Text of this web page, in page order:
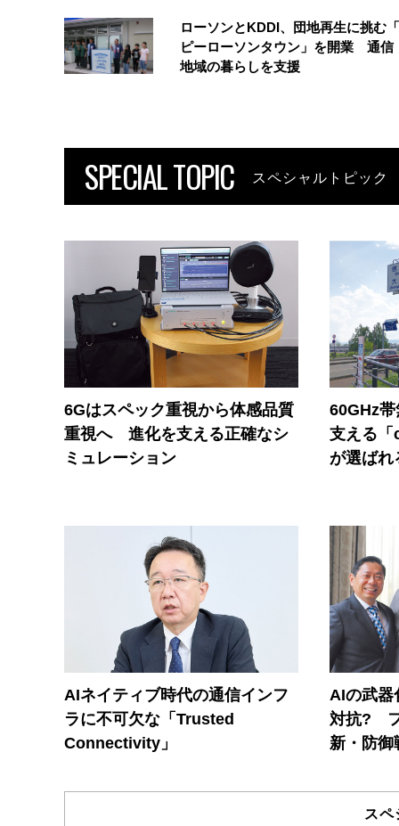
ローソンとKDDI、団地再生に挑む
ピーローソンタウン」を開業 通信
地域の暮らしを支援
SPECIAL TOPIC スペシャルトピック
6Gはスペック重視から体感品質
重視へ 進化を支える正確なシ
ミュレーション
60GHz
支える「
が選ばれ
AIネイティブ時代の通信インフ
ラに不可欠な「Trusted
Connectivity」
AIの武器
対抗?
新・防御
スペ